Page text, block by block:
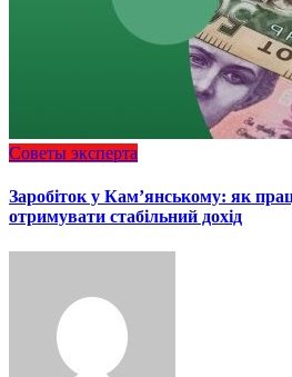
Советы эксперта
Заробіток у Кам’янському: як
отримувати стабільний дохід